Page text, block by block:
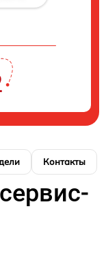
Контакты